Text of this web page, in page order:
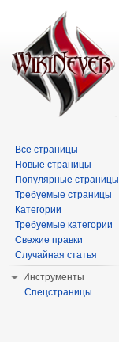
Все страницы
Новые страницы
Популярные страницы
Требуемые страницы
Категории
Требуемые категории
Свежие правки
Случайная статья
Инструменты
Спецстраницы